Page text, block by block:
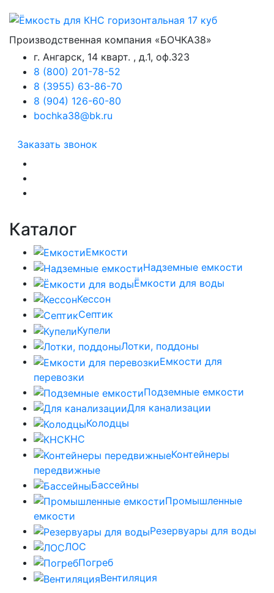
Производственная компания «БОЧКА38»
г. Ангарск, 14 кварт. , д.1, оф.323
8 (800) 201-78-52
8 (3955) 63-86-70
8 (904) 126-60-80
bochka38@bk.ru
Заказать звонок
Каталог
Емкости
Надземные емкости
Ёмкости для воды
Кессон
Септик
Купели
Лотки, поддоны
Емкости для
перевозки
Подземные емкости
Для канализации
Колодцы
КНС
Контейнеры
передвижные
Бассейны
Промышленные
емкости
Резервуары для воды
ЛОС
Погреб
Вентиляция